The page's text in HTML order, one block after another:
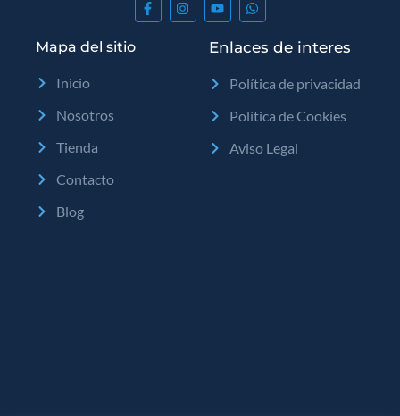
Mapa del sitio
Inicio
Nosotros
Tienda
Contacto
Blog
Enlaces de interes
Política de privacidad
Política de Cookies
Aviso Legal